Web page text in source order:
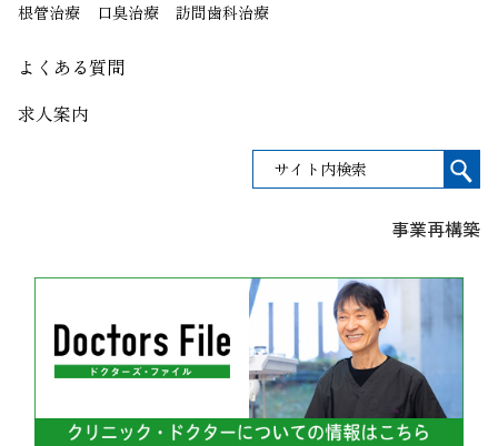
根管治療
口臭治療 訪問歯科治療
よくある質問
求人案内
事業再構築